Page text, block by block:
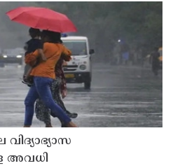
വിദ്യാഭ്യാസ
അവധി